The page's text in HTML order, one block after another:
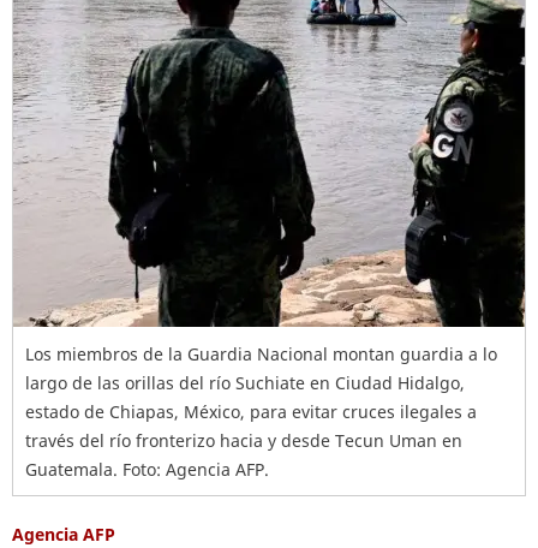
Los miembros de la Guardia Nacional montan guardia a lo
largo de las orillas del río Suchiate en Ciudad Hidalgo,
estado de Chiapas, México, para evitar cruces ilegales a
través del río fronterizo hacia y desde Tecun Uman en
Guatemala. Foto: Agencia AFP.
Agencia AFP